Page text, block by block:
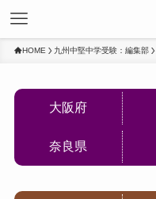
HOME 九州中堅中学受験：編集部
大阪府
奈良県